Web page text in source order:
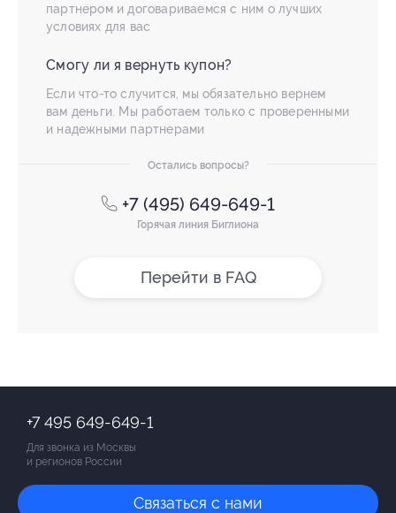
партнером и договариваемся с ним о лучших
условиях для вас
Смогу ли я вернуть купон?
Если что-то случится, мы обязательно вернем
вам деньги. Мы работаем только с проверенными
и надежными партнерами
Остались вопросы?
+7 (495) 649-649-1
Горячая линия Биглиона
Перейти в FAQ
+7 495 649-649-1
Для звонка из Москвы
и регионов России
Связаться с нами